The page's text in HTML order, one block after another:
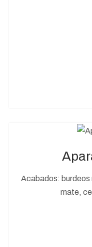
Acabados: burdeos
mate,